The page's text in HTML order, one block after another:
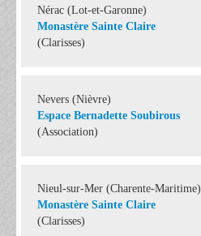
Nérac (Lot-et-Garonne)
Monastère Sainte Claire
(Clarisses)
Nevers (Nièvre)
Espace Bernadette Soubirous
(Association)
Nieul-sur-Mer (Charente-Maritime)
Monastère Sainte Claire
(Clarisses)